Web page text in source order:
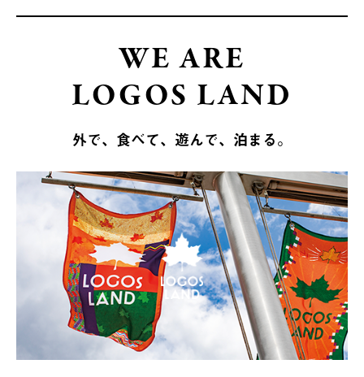
WE ARE
LOGOS LAND
外で、食べて、遊んで、泊まる。